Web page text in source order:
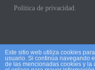
Politica de privacidad.
Este sitio web utiliza cookies
usuario. Si continúa navegando
de las mencionadas cookies y la